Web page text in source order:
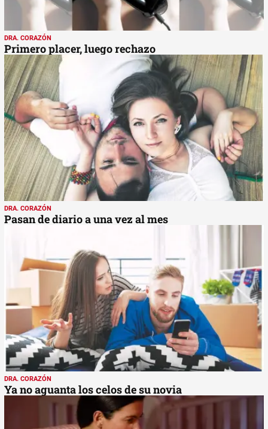
DRA. CORAZÓN
Primero placer, luego rechazo
DRA. CORAZÓN
Pasan de diario a una vez al mes
DRA. CORAZÓN
Ya no aguanta los celos de su novia